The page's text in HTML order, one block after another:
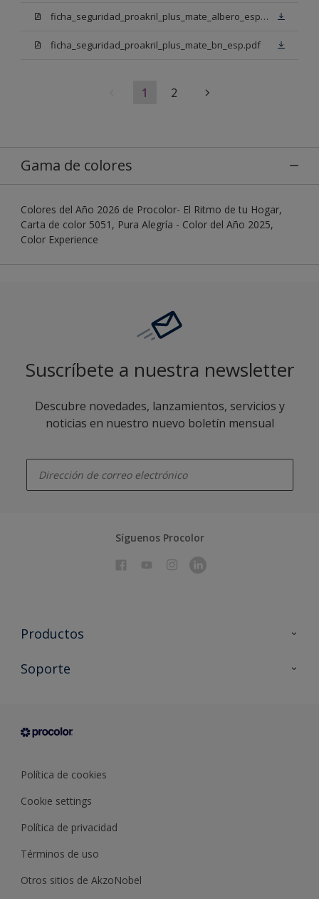
ficha_seguridad_proakril_plus_mate_albero_esp.pdf
ficha_seguridad_proakril_plus_mate_bn_esp.pdf
1 2
Gama de colores
Colores del Año 2026 de Procolor- El Ritmo de tu Hogar,
Carta de color 5051, Pura Alegría - Color del Año 2025,
Color Experience
Suscríbete a nuestra newsletter
Descubre novedades, lanzamientos, servicios y
noticias en nuestro nuevo boletín mensual
Síguenos Procolor
Productos
Todos los productos
Condiciones generales de venta
Soporte
Sobre Procolor
Política de cookies
Cookie settings
Política de privacidad
Términos de uso
Otros sitios de AkzoNobel